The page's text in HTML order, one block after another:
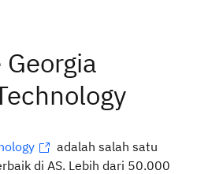
adalah salah satu
di AS. Lebih dari 50.000